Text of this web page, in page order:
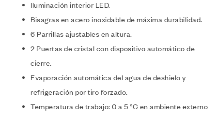
Iluminación interior LED.
Bisagras en acero inoxidable de máxima durabilidad.
6 Parrillas ajustables en altura.
2 Puertas de cristal con dispositivo automático de
cierre.
Evaporación automática del agua de deshielo y
refrigeración por tiro forzado.
Temperatura de trabajo: 0 a 5 °C en ambiente externo